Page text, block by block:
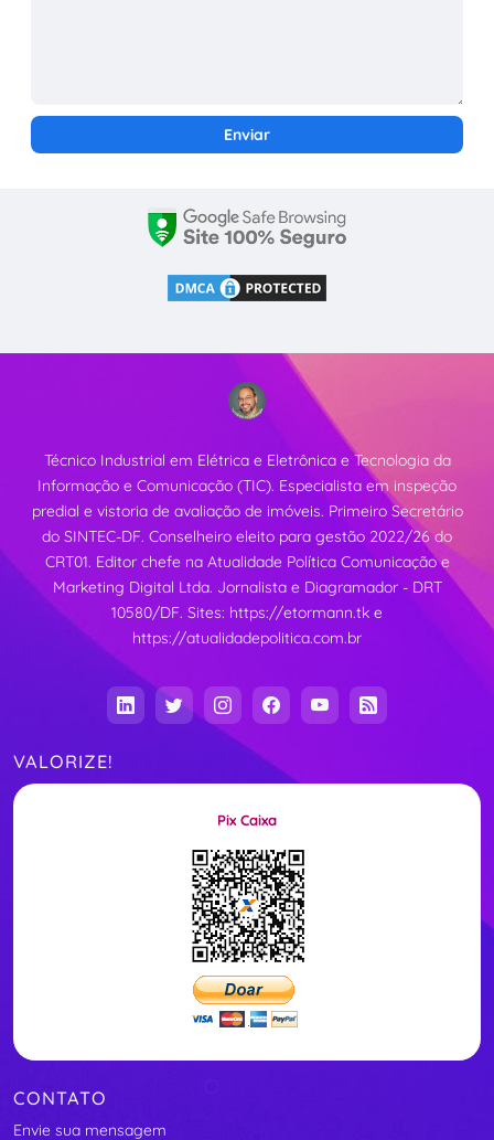
Técnico Industrial em Elétrica e Eletrônica e Tecnologia da
Informação e Comunicação (TIC). Especialista em inspeção
predial e vistoria de avaliação de imóveis. Primeiro Secretário
do SINTEC-DF. Conselheiro eleito para gestão 2022/26 do
CRT01. Editor chefe na Atualidade Política Comunicação e
Marketing Digital Ltda. Jornalista e Diagramador - DRT
10580/DF. Sites: https://etormann.tk e
https://atualidadepolitica.com.br
VALORIZE!
Pix Caixa
CONTATO
Envie sua mensagem